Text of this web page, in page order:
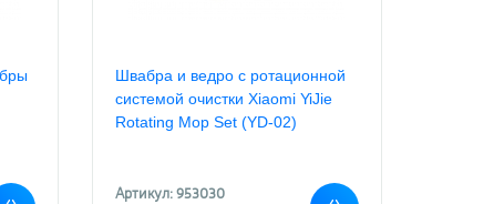
Швабра и ведро с ротационной
системой очистки Xiaomi YiJie
Rotating Mop Set (YD-02)
Артикул: 953030